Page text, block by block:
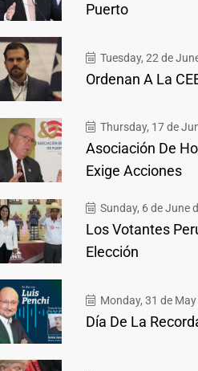
Puerto
Tuesday, 22 de
Ordenan A La
Thursday, 17 de
Asociación De
Exige Acciones
Sunday, 6 de June
Los Votantes
Elección
Monday, 31 de
Día De La